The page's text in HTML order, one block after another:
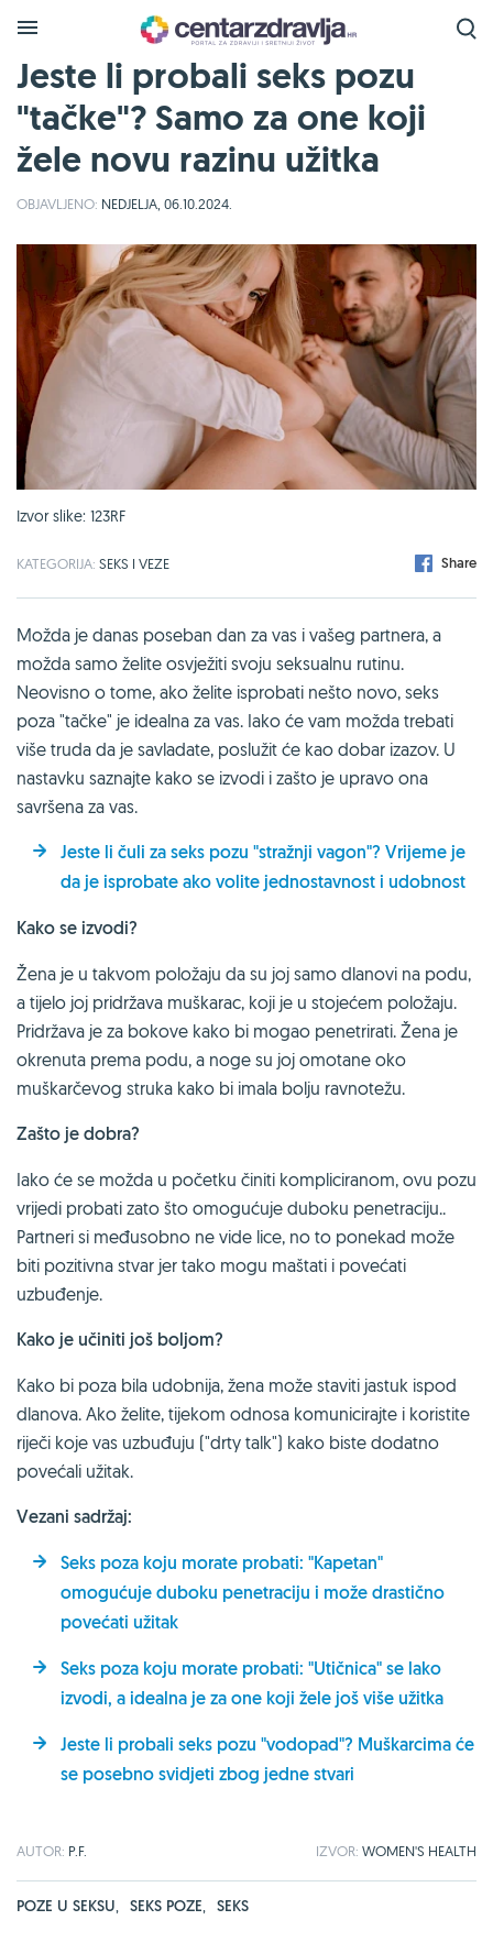
Jeste li probali seks pozu
"tačke"? Samo za one koji
žele novu razinu užitka
OBJAVLJENO: NEDJELJA, 06.10.2024.
Izvor slike: 123RF
KATEGORIJA: SEKS I VEZE Share
Možda je danas poseban dan za vas i vašeg partnera, a
možda samo želite osvježiti svoju seksualnu rutinu.
Neovisno o tome, ako želite isprobati nešto novo, seks
poza "tačke" je idealna za vas. Iako će vam možda trebati
više truda da je savladate, poslužit će kao dobar izazov. U
nastavku saznajte kako se izvodi i zašto je upravo ona
savršena za vas.
Jeste li čuli za seks pozu "stražnji vagon"? Vrijeme je
da je isprobate ako volite jednostavnost i udobnost
Kako se izvodi?
Žena je u takvom položaju da su joj samo dlanovi na podu,
a tijelo joj pridržava muškarac, koji je u stojećem položaju.
Pridržava je za bokove kako bi mogao penetrirati. Žena je
okrenuta prema podu, a noge su joj omotane oko
muškarčevog struka kako bi imala bolju ravnotežu.
Zašto je dobra?
Iako će se možda u početku činiti kompliciranom, ovu pozu
vrijedi probati zato što omogućuje duboku penetraciju..
Partneri si međusobno ne vide lice, no to ponekad može
biti pozitivna stvar jer tako mogu maštati i povećati
uzbuđenje.
Kako je učiniti još boljom?
Kako bi poza bila udobnija, žena može staviti jastuk ispod
dlanova. Ako želite, tijekom odnosa komunicirajte i koristite
riječi koje vas uzbuđuju ("drty talk") kako biste dodatno
povećali užitak.
Vezani sadržaj:
Seks poza koju morate probati: "Kapetan"
omogućuje duboku penetraciju i može drastično
povećati užitak
Seks poza koju morate probati: "Utičnica" se lako
izvodi, a idealna je za one koji žele još više užitka
Jeste li probali seks pozu "vodopad"? Muškarcima će
se posebno svidjeti zbog jedne stvari
AUTOR: P.F. IZVOR: WOMEN'S HEALTH
POZE U SEKSU, SEKS POZE, SEKS